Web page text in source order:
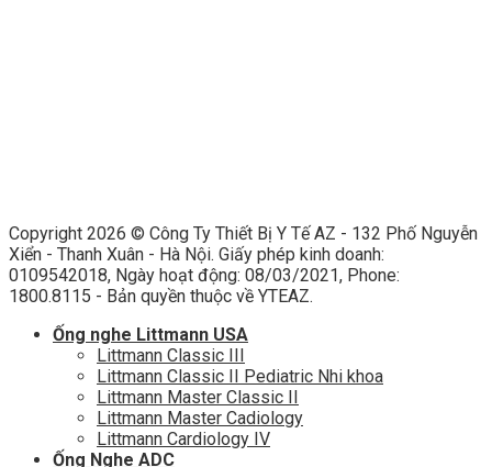
Copyright 2026 © Công Ty Thiết Bị Y Tế AZ - 132 Phố Nguyễn
Xiển - Thanh Xuân - Hà Nội. Giấy phép kinh doanh:
0109542018, Ngày hoạt động: 08/03/2021, Phone:
1800.8115 - Bản quyền thuộc về YTEAZ.
Ống nghe Littmann USA
Littmann Classic III
Littmann Classic II Pediatric Nhi khoa
Littmann Master Classic II
Littmann Master Cadiology
Littmann Cardiology IV
Ống Nghe ADC